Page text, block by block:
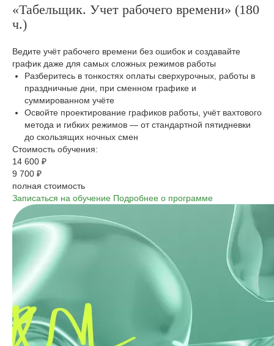
«Табельщик. Учет рабочего времени» (180
ч.)
Ведите учёт рабочего времени без ошибок и создавайте
график даже для самых сложных режимов работы
Разберитесь в тонкостях оплаты сверхурочных, работы в
праздничные дни, при сменном графике и
суммированном учёте
Освойте проектирование графиков работы, учёт вахтового
метода и гибких режимов — от стандартной пятидневки
до скользящих ночных смен
Стоимость обучения:
14 600 ₽
9 700 ₽
полная стоимость
Записаться на обучение Подробнее о программе